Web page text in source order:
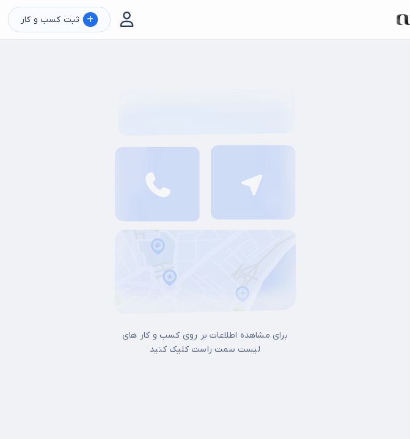
+ ثبت کسب و کار
برای مشاهده اطلاعات بر روی کسب و کار های
لیست سمت راست کلیک کنید